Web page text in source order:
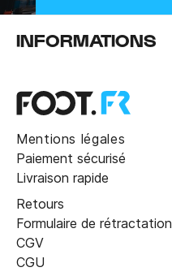
INFORMATIONS
Mentions légales
Paiement sécurisé
Livraison rapide
Retours
Formulaire de rétractation
CGV
CGU